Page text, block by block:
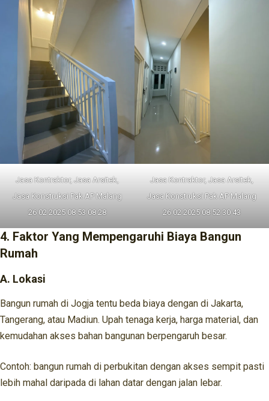
Jasa Kontraktor, Jasa Arsitek,
Jasa Konstruksi Pak AP Malang
26 02 2025 08 53 08 28
Jasa Kontraktor, Jasa Arsitek,
Jasa Konstruksi Pak AP Malang
26 02 2025 08 52 30 43
4. Faktor Yang Mempengaruhi Biaya Bangun
Rumah
A. Lokasi
Bangun rumah di Jogja tentu beda biaya dengan di Jakarta,
Tangerang, atau Madiun. Upah tenaga kerja, harga material, dan
kemudahan akses bahan bangunan berpengaruh besar.
Contoh: bangun rumah di perbukitan dengan akses sempit pasti
lebih mahal daripada di lahan datar dengan jalan lebar.